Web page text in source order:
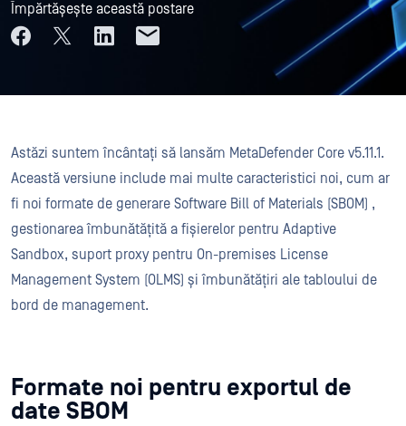
Împărtășește această postare
Astăzi suntem încântați să lansăm MetaDefender Core v5.11.1.
Această versiune include mai multe caracteristici noi, cum ar
fi noi formate de generare Software Bill of Materials (SBOM) ,
gestionarea îmbunătățită a fișierelor pentru Adaptive
Sandbox, suport proxy pentru On-premises License
Management System (OLMS) și îmbunătățiri ale tabloului de
bord de management.
Formate noi pentru exportul de
date SBOM